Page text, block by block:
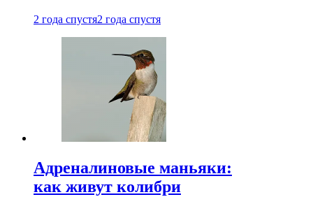
2 года спустя2 года спустя
Адреналиновые маньяки:
как живут колибри